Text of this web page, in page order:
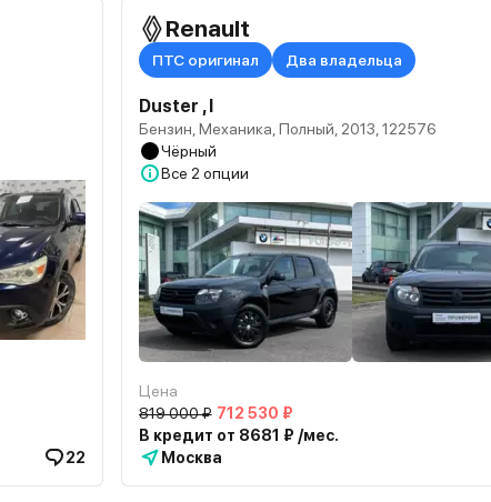
22
Renault
ПТС оригинал Два владельца
Duster , I
Бензин, Механика, Полный, 2013, 122576
Чёрный
Все 2 опции
Цена
819 000 ₽ 712 530 ₽
В кредит от 8681 ₽ /мес.
Москва